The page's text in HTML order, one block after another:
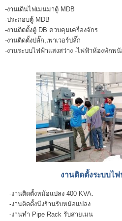
-งานเดินไฟเมนมาตู้ MDB
-ประกอบตู้ MDB
-งานติดตั้งตู้ DB ควบคุมเครื่องจักร
-งานติดตั้งปลั๊ก,เพาเวอร์ปลั๊ก
-งานระบบไฟฟ้าแสงสว่าง -ไฟฟ้าห้องพักพ
งานติดตั้งระบบไ
-งานติดตั้งหม้อแปลง 400 KVA.
-งานติดตั้งนั่งร้านรับหม้อแปลง
-งานทำ Pipe Rack รับสายเมน